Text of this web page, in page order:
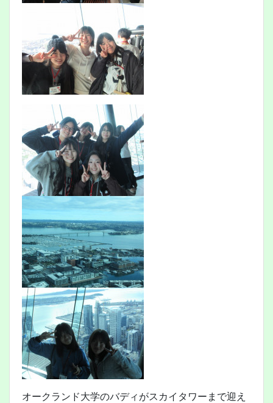
オークランド大学のバディがスカイタワーまで迎え